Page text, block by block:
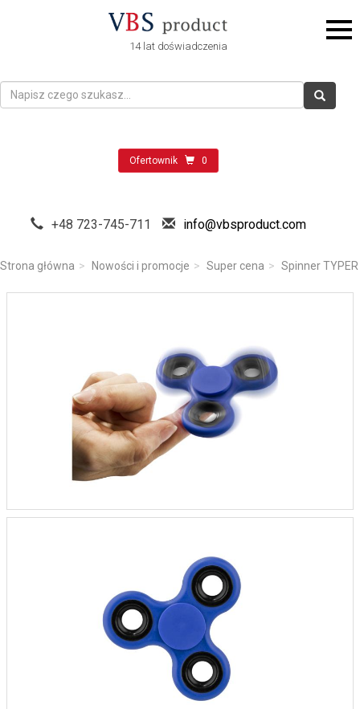
14 lat doświadczenia
Ofertownik 0
+48 723-745-711 info@vbsproduct.com
Strona główna Nowości i promocje Super cena Spinner TYPER